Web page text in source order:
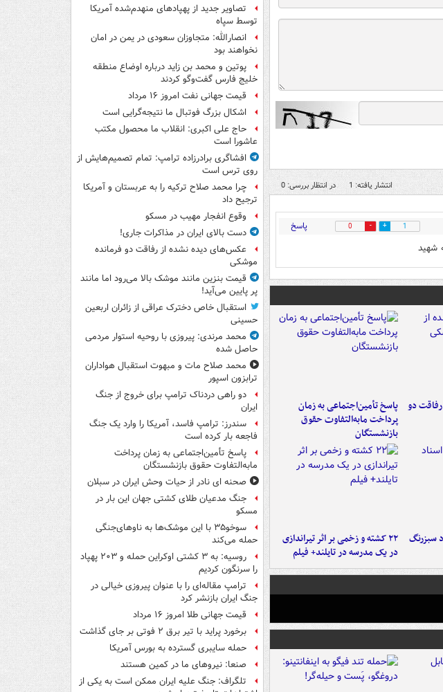
انتشار یافته: 1 در انتظار بررسی: 0
1
0 پاسخ
شهید
دو
پاسخ تأمین‌اجتماعی به زمان
پرداخت مابه‌التفاوت حقوق
بازنشستگان
سبزرنگ
۲۲ کشته و زخمی بر اثر تیراندازی
در یک مدرسه در تایلند+ فیلم
تصاویر جدید از پهپادهای منهدم‌شده آمریکا
توسط سپاه
انصارالله: متجاوزان سعودی در یمن در امان
نخواهند بود
پوتین و محمد بن زاید درباره اوضاع منطقه
خلیج فارس گفت‌وگو کردند
قیمت جهانی نفت امروز ۱۶ مرداد
اشکال بزرگ فوتبال ما نتیجه‌گرایی است
حاج علی اکبری: انقلاب ما محصول مکتب
عاشورا است
افشاگری برادرزاده ترامپ: تمام تصمیم‌هایش از
روی ترس است
چرا محمد صلاح ترکیه را به عربستان و آمریکا
ترجیح داد
وقوع انفجار مهیب در مسکو
دست بالای ایران در مذاکرات جاری!
عکس‌های دیده نشده از رفاقت دو فرمانده‌
موشکی
قیمت بنزین مانند موشک بالا می‌رود اما مانند
پر پایین می‌آید!
استقبال خاص دخترک عراقی از زائران اربعین
حسینی
محمد مرندی: پیروزی با روحیه استوار مردمی
حاصل شده
محمد صلاح مات و مبهوت استقبال هواداران
ترابزون اسپور
دو راهی دردناک ترامپ برای خروج از جنگ
ایران
سندرز: ترامپ فاسد، آمریکا را وارد یک جنگ
فاجعه بار کرده است
پاسخ تأمین‌اجتماعی به زمان پرداخت
مابه‌التفاوت حقوق بازنشستگان
صحنه ای نادر از حیات وحش ایران در سبلان
جنگ مدعیان طلای کشتی جهان این بار در
مسکو
سوخو۳۵ با این موشک‌ها به ناوهای‌جنگی
حمله می‌کند
روسیه: به ۳ کشتی اوکراین حمله و ۲۰۳ پهپاد
را سرنگون کردیم
ترامپ مقاله‌ای را با عنوان پیروزی خیالی در
جنگ ایران بازنشر کرد
قیمت جهانی طلا امروز ۱۶ مرداد
برخورد پراید با تیر برق ۲ فوتی بر جای گذاشت
حمله سایبری گسترده به بورس آمریکا
صنعا: نیروهای ما در کمین‌ هستند
تلگراف: جنگ علیه ایران ممکن است به یکی از